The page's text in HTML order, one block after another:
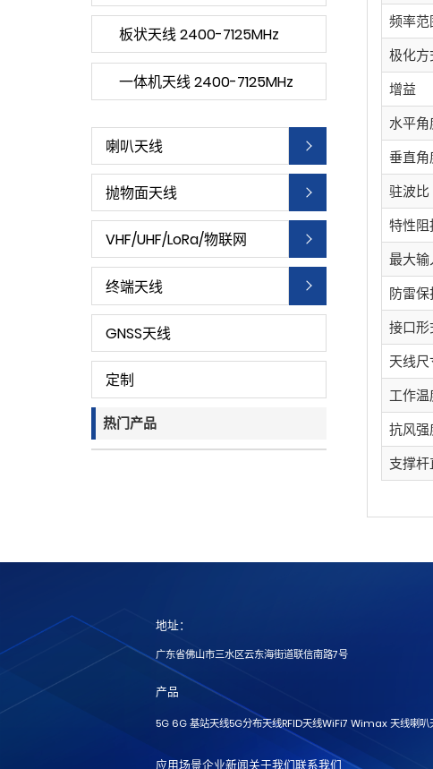
板状天线 2400-7125MHz
一体机天线 2400-7125MHz
喇叭天线
抛物面天线
VHF/UHF/LoRa/物联网
终端天线
GNSS天线
定制
热门产品
频率范
极化方
增益
水平角
垂直角
驻波比
特性阻
最大
防雷保
接口形
天线尺
工作温
抗风强
支撑
地址：
广东省佛山市三水区云东海街道联信南路7号
产品
5G 6G 基站天线5G分布天线RFID天线WiFi7 Wimax 天线喇叭
应用场景企业新闻关于我们联系我们